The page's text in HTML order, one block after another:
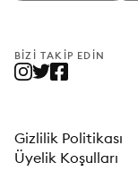
BIZI TAKIP EDIN
Gizlilik Politikası
Üyelik Koşulları